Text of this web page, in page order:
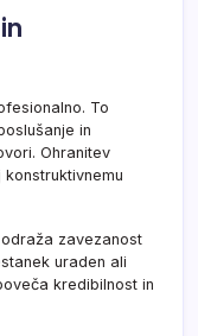
To
in
Ohranitev
zavezanost
uraden ali
kredibilnost in